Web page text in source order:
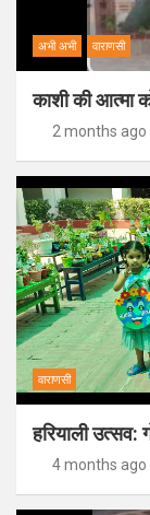
अभी अभी वाराणसी
काशी की आत्मा
2 months ago
वाराणसी
हरियाली उत्सव:
4 months ago